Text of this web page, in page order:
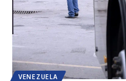
VENEZUELA